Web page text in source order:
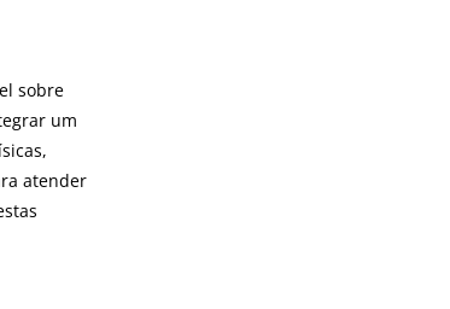
sobre
um
atender